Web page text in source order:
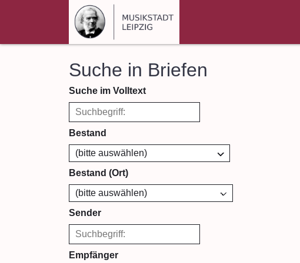
Suche in Briefen
Suche im Volltext
Bestand
Bestand (Ort)
Sender
Empfänger